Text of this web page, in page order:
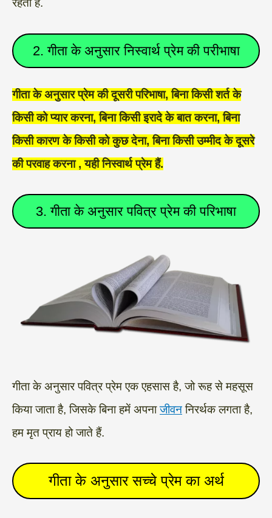
रहती हैं.
2. गीता के अनुसार निस्वार्थ प्रेम की परीभाषा
गीता के अनुसार प्रेम की दूसरी परिभाषा, बिना किसी शर्त के
किसी को प्यार करना, बिना किसी इरादे के बात करना, बिना
किसी कारण के किसी को कुछ देना, बिना किसी उम्मीद के दूसरे
की परवाह करना , यही निस्वार्थ प्रेम हैं.
3. गीता के अनुसार पवित्र प्रेम की परिभाषा
गीता के अनुसार पवित्र प्रेम एक एहसास है, जो रूह से महसूस
किया जाता है, जिसके बिना हमें अपनाजीवननिरर्थक लगता है,
हम मृत प्राय हो जाते हैं.
गीता के अनुसार सच्चे प्रेम का अर्थ